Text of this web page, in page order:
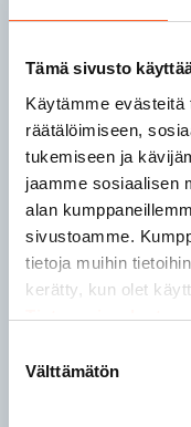
Tämä sivusto
Käytämme
räätälöimiseen,
tukemiseen ja
jaamme sosiaalisen
alan
sivustoamme.
tietoja muihin
kerätty, kun olet
Tietosuojaseloste
valinta
Välttämätön